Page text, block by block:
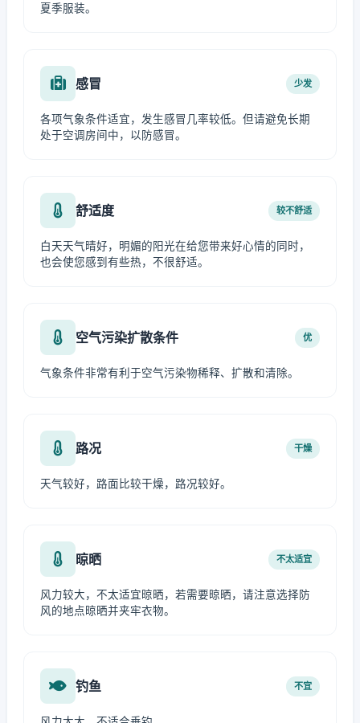
夏季服装。
感冒 少发
各项气象条件适宜，发生感冒几率较低。但请避免长期
处于空调房间中，以防感冒。
舒适度 较不舒适
白天天气晴好，明媚的阳光在给您带来好心情的同时，
也会使您感到有些热，不很舒适。
空气污染扩散条件 优
气象条件非常有利于空气污染物稀释、扩散和清除。
路况 干燥
天气较好，路面比较干燥，路况较好。
晾晒 不太适宜
风力较大，不太适宜晾晒，若需要晾晒，请注意选择防
风的地点晾晒并夹牢衣物。
钓鱼 不宜